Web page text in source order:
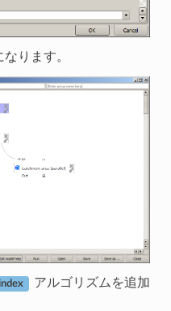
ります。
アルゴリズムを追加